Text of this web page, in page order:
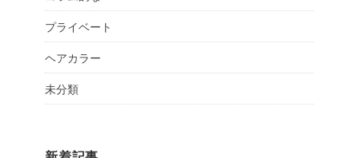
プライベート
ヘアカラー
未分類